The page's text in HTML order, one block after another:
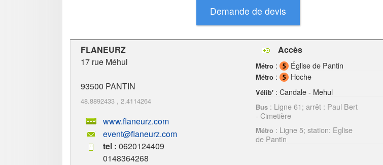
FLANEURZ
17 rue Méhul
93500 PANTIN
48.8892433 , 2.4114264
www.flaneurz.com
event@flaneurz.com
tel : 0620124409
0148364268
Accès
Métro : Église de Pantin
Métro : Hoche
Vélib' : Candale - Mehul
Bus : Ligne 61; arrêt : Paul Bert
- Cimetière
Métro : Ligne 5; station: Eglise
de Pantin